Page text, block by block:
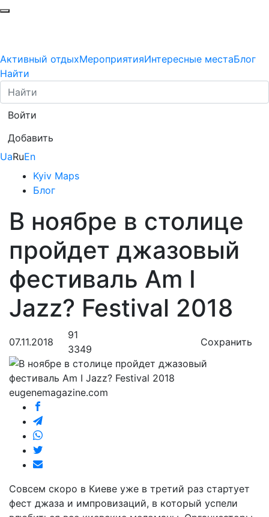
Активный отдыхМероприятияИнтересные местаБлог
Найти
Войти
Добавить
UaRuEn
Kyiv Maps
Блог
В ноябре в столице
пройдет джазовый
фестиваль Am I
Jazz? Festival 2018
07.11.2018
91
3349
Сохранить
eugenemagazine.com
Совсем скоро в Киеве уже в третий раз стартует
фест джаза и импровизаций, в который успели